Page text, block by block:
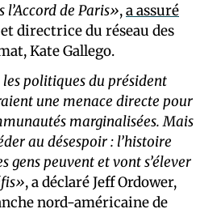
de Paris»,a assuré
directrice du réseau des
Kate Gallego.
politiques du président
une menace directe pour
marginalisées. Mais
au désespoir : l’histoire
gens peuvent et vont s’élever
, a déclaré Jeff Ordower,
nord-américaine de